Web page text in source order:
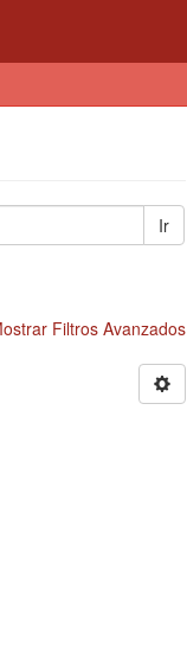
Ir
Filtros Avanzados